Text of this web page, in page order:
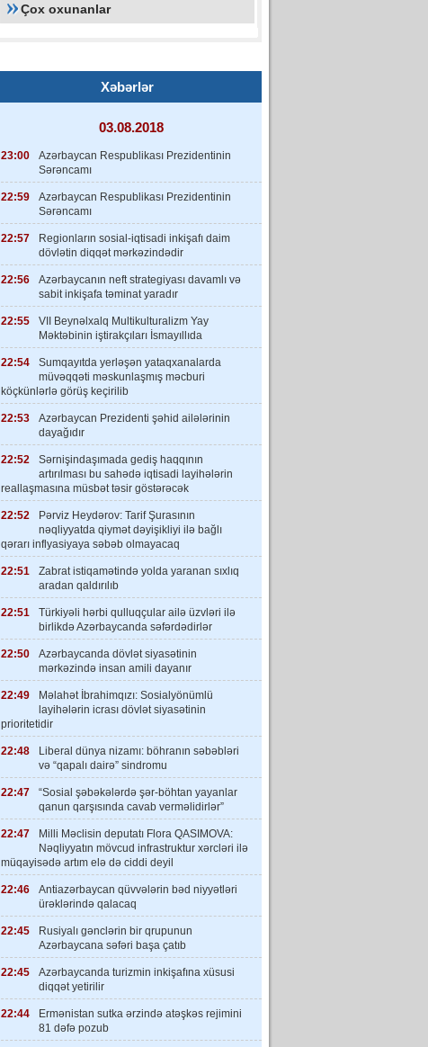
Çox oxunanlar
Xəbərlər
03.08.2018
23:00
Azərbaycan Respublikası Prezidentinin
Sərəncamı
22:59
Azərbaycan Respublikası Prezidentinin
Sərəncamı
22:57
Regionların sosial-iqtisadi inkişafı daim
dövlətin diqqət mərkəzindədir
22:56
Azərbaycanın neft strategiyası davamlı və
sabit inkişafa təminat yaradır
22:55
VII Beynəlxalq Multikulturalizm Yay
Məktəbinin iştirakçıları İsmayıllıda
22:54
Sumqayıtda yerləşən yataqxanalarda
müvəqqəti məskunlaşmış məcburi
köçkünlərlə görüş keçirilib
22:53
Azərbaycan Prezidenti şəhid ailələrinin
dayağıdır
22:52
Sərnişindaşımada gediş haqqının
artırılması bu sahədə iqtisadi layihələrin
reallaşmasına müsbət təsir göstərəcək
22:52
Pərviz Heydərov: Tarif Şurasının
nəqliyyatda qiymət dəyişikliyi ilə bağlı
qərarı inflyasiyaya səbəb olmayacaq
22:51
Zabrat istiqamətində yolda yaranan sıxlıq
aradan qaldırılıb
22:51
Türkiyəli hərbi qulluqçular ailə üzvləri ilə
birlikdə Azərbaycanda səfərdədirlər
22:50
Azərbaycanda dövlət siyasətinin
mərkəzində insan amili dayanır
22:49
Məlahət İbrahimqızı: Sosialyönümlü
layihələrin icrası dövlət siyasətinin
prioritetidir
22:48
Liberal dünya nizamı: böhranın səbəbləri
və “qapalı dairə” sindromu
22:47
“Sosial şəbəkələrdə şər-böhtan yayanlar
qanun qarşısında cavab verməlidirlər”
22:47
Milli Məclisin deputatı Flora QASIMOVA:
Nəqliyyatın mövcud infrastruktur xərcləri ilə
müqayisədə artım elə də ciddi deyil
22:46
Antiazərbaycan qüvvələrin bəd niyyətləri
ürəklərində qalacaq
22:45
Rusiyalı gənclərin bir qrupunun
Azərbaycana səfəri başa çatıb
22:45
Azərbaycanda turizmin inkişafına xüsusi
diqqət yetirilir
22:44
Ermənistan sutka ərzində atəşkəs rejimini
81 dəfə pozub